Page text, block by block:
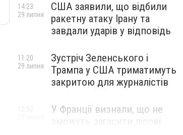
США заявили, що відбили
ракетну атаку Ірану та
завдали ударів у відповідь
14:23
29 липня
Зустріч Зеленського і
Трампа у США триматимуть
закритою для журналістів
11:20
29 липня
У Франції визнали, що не